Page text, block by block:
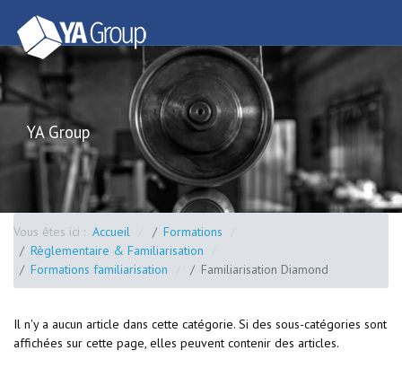
YA Group
Vous êtes ici : Accueil
Formations
Règlementaire & Familiarisation
Formations familiarisation
Familiarisation Diamond
Il n'y a aucun article dans cette catégorie. Si des sous-catégories sont
affichées sur cette page, elles peuvent contenir des articles.